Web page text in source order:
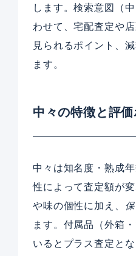
します。検索意図（
わせて、宅配査定や
見られるポイント、
ます。
中々の特徴と評価
中々は知名度・熟成
性によって査定額が
や味の個性に加え、
ます。付属品（外箱
いるとプラス査定と